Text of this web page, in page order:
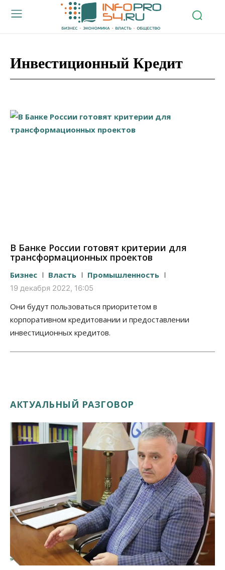
Инвестиционный Кредит
В Банке России готовят критерии для
трансформационных проектов
Бизнес Власть Промышленность
19 декабря 2022, 16:05
Они будут пользоваться приоритетом в
корпоративном кредитовании и предоставлении
инвестиционных кредитов.
АКТУАЛЬНЫЙ РАЗГОВОР